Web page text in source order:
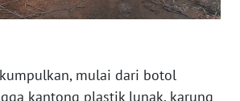
mulai dari botol
kantong plastik lunak, karung